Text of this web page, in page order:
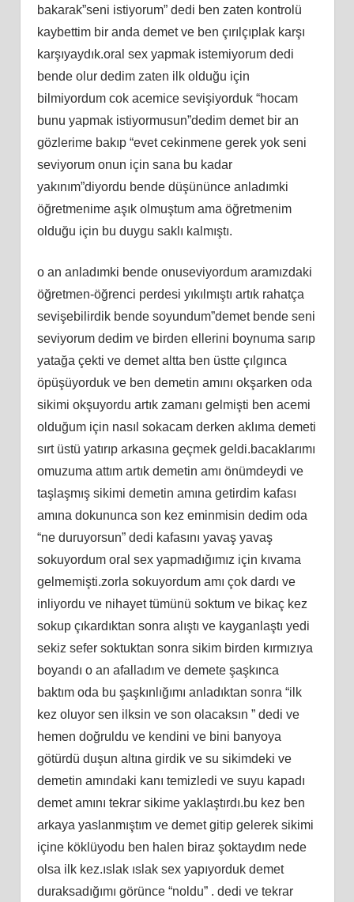
bakarak”seni istiyorum” dedi ben zaten kontrolü
kaybettim bir anda demet ve ben çırılçıplak karşı
karşıyaydık.oral sex yapmak istemiyorum dedi
bende olur dedim zaten ilk olduğu için
bilmiyordum cok acemice sevişiyorduk “hocam
bunu yapmak istiyormusun”dedim demet bir an
gözlerime bakıp “evet cekinmene gerek yok seni
seviyorum onun için sana bu kadar
yakınım”diyordu bende düşününce anladımki
öğretmenime aşık olmuştum ama öğretmenim
olduğu için bu duygu saklı kalmıştı.
o an anladımki bende onuseviyordum aramızdaki
öğretmen-öğrenci perdesi yıkılmıştı artık rahatça
sevişebilirdik bende soyundum”demet bende seni
seviyorum dedim ve birden ellerini boynuma sarıp
yatağa çekti ve demet altta ben üstte çılgınca
öpüşüyorduk ve ben demetin amını okşarken oda
sikimi okşuyordu artık zamanı gelmişti ben acemi
olduğum için nasıl sokacam derken aklıma demeti
sırt üstü yatırıp arkasına geçmek geldi.bacaklarımı
omuzuma attım artık demetin amı önümdeydi ve
taşlaşmış sikimi demetin amına getirdim kafası
amına dokununca son kez eminmisin dedim oda
“ne duruyorsun” dedi kafasını yavaş yavaş
sokuyordum oral sex yapmadığımız için kıvama
gelmemişti.zorla sokuyordum amı çok dardı ve
inliyordu ve nihayet tümünü soktum ve bikaç kez
sokup çıkardıktan sonra alıştı ve kayganlaştı yedi
sekiz sefer soktuktan sonra sikim birden kırmızıya
boyandı o an afalladım ve demete şaşkınca
baktım oda bu şaşkınlığımı anladıktan sonra “ilk
kez oluyor sen ilksin ve son olacaksın ” dedi ve
hemen doğruldu ve kendini ve bini banyoya
götürdü duşun altına girdik ve su sikimdeki ve
demetin amındaki kanı temizledi ve suyu kapadı
demet amını tekrar sikime yaklaştırdı.bu kez ben
arkaya yaslanmıştım ve demet gitip gelerek sikimi
içine köklüyodu ben halen biraz şoktaydım nede
olsa ilk kez.ıslak ıslak sex yapıyorduk demet
duraksadığımı görünce “noldu” . dedi ve tekrar